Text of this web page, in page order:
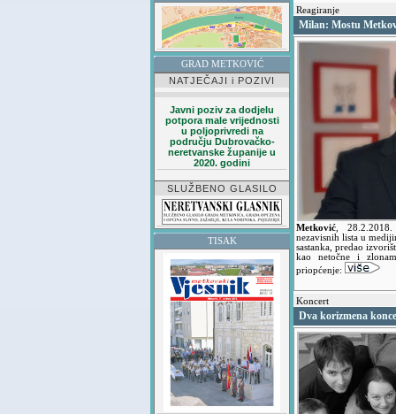
GRAD METKOVIĆ
NATJEČAJI i POZIVI
Javni poziv za dodjelu
potpora male vrijednosti
u poljoprivredi na
području Dubrovačko-
neretvanske županije u
2020. godini
SLUŽBENO GLASILO
TISAK
Reagiranje
Milan: Mostu
Metković
nezavisnih lista u
sastanka, predao
kao netočne i
priopćenje:
Koncert
Dva korizmena